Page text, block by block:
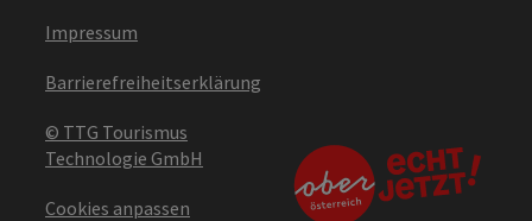
Impressum
Barrierefreiheitserklärung
© TTG Tourismus
Technologie GmbH
Cookies anpassen